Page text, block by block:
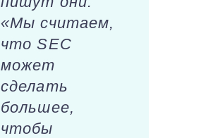
«Мы считаем,
что SEC
может
сделать
большее,
чтобы